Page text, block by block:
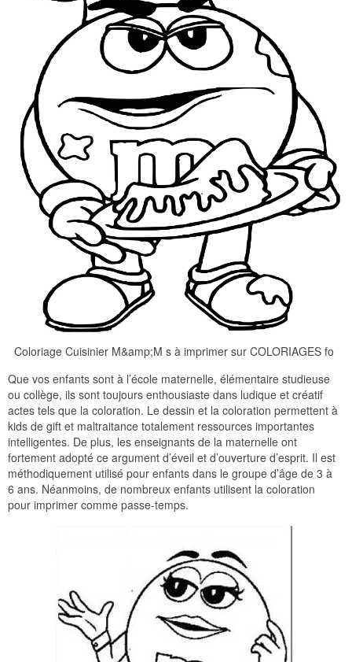
Coloriage Cuisinier M&amp;M s à imprimer sur COLORIAGES fo
Que vos enfants sont à l’école maternelle, élémentaire studieuse
ou collège, ils sont toujours enthousiaste dans ludique et créatif
actes tels que la coloration. Le dessin et la coloration permettent à
kids de gift et maltraitance totalement ressources importantes
intelligentes. De plus, les enseignants de la maternelle ont
fortement adopté ce argument d’éveil et d’ouverture d’esprit. Il est
méthodiquement utilisé pour enfants dans le groupe d’âge de 3 à
6 ans. Néanmoins, de nombreux enfants utilisent la coloration
pour imprimer comme passe-temps.